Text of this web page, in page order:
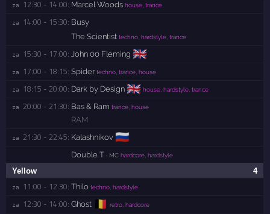
za 12:30 - 14:00: Marcel Woods house, trance
za 14:00 - 15:30: Busy
The Scientist techno, hardstyle, trance
za 15:30 - 17:00: John 00 Fleming 🇬🇧
za 17:00 - 18:15: Spider techno, trance, house
za 18:15 - 20:00: Dark by Design 🇬🇧 house, hardstyle, trance
za 20:00 - 21:30: Bas & Ram trance, house
RAM
za 21:30 - 22:45: Kalashnikov 🇷🇺
Double T · MC hardcore, hardstyle
4
Yellow
za 11:00 - 12:30: Thilo techno, hardstyle
za 12:30 - 14:00: Ghost 🇧🇪 retro, hardcore